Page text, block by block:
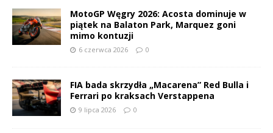
MotoGP Węgry 2026: Acosta dominuje w
piątek na Balaton Park, Marquez goni
mimo kontuzji
6 czerwca 2026 0
FIA bada skrzydła „Macarena” Red Bulla i
Ferrari po kraksach Verstappena
9 lipca 2026 0